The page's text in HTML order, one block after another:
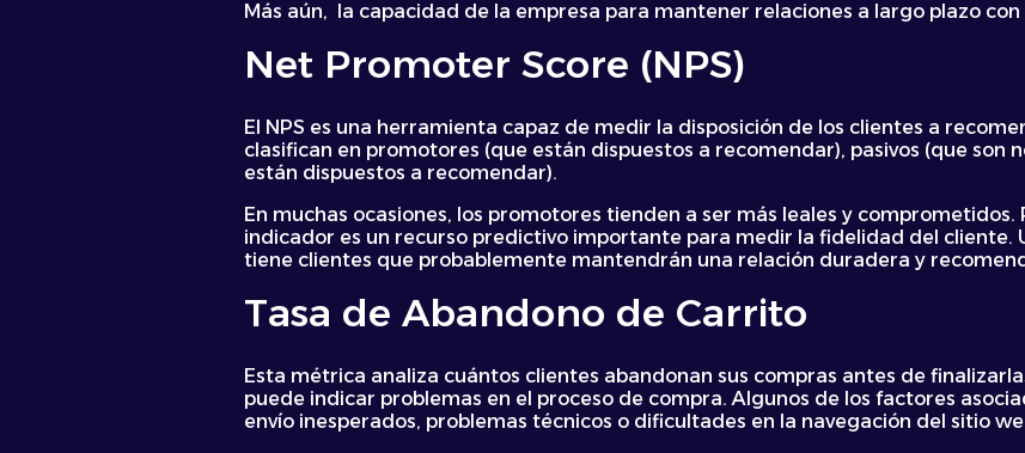
Más aún, la capacidad de la empresa para mantener relaciones a largo plazo con
Net Promoter Score (NPS)
El NPS es una herramienta capaz de medir la disposición de los clientes a
clasifican en promotores (que están dispuestos a recomendar), pasivos (que son
están dispuestos a recomendar).
En muchas ocasiones, los promotores tienden a ser más leales y
indicador es un recurso predictivo importante para medir la fidelidad del cliente.
tiene clientes que probablemente mantendrán una relación duradera y
Tasa de Abandono de Carrito
Esta métrica analiza cuántos clientes abandonan sus compras antes de
puede indicar problemas en el proceso de compra. Algunos de los factores
envío inesperados, problemas técnicos o dificultades en la navegación del sitio